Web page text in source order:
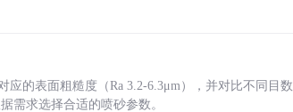
的表面粗糙度（Ra 3.2-6.3μm），并对比不同目数
需求选择合适的喷砂参数。